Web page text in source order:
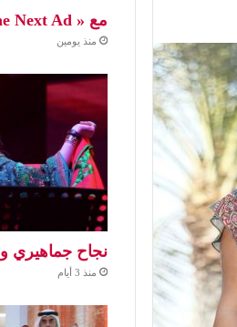
مع « The Next Ad…
منذ يومين
نجاح جماهيري
منذ 3 أيام